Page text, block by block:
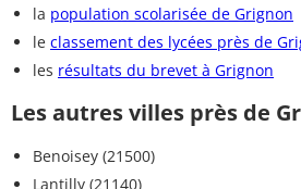
la population scolarisée de Grignon
le classement des lycées près de
les résultats du brevet à Grignon
Les autres villes près de
Benoisey (21500)
Lantilly (21140)